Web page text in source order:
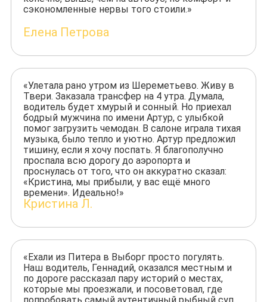
сэкономленные нервы того стоили.»
Елена Петрова
«Улетала рано утром из Шереметьево. Живу в
Твери. Заказала трансфер на 4 утра. Думала,
водитель будет хмурый и сонный. Но приехал
бодрый мужчина по имени Артур, с улыбкой
помог загрузить чемодан. В салоне играла тихая
музыка, было тепло и уютно. Артур предложил
тишину, если я хочу поспать. Я благополучно
проспала всю дорогу до аэропорта и
проснулась от того, что он аккуратно сказал:
«Кристина, мы прибыли, у вас ещё много
времени». Идеально!»
Кристина Л.
«Ехали из Питера в Выборг просто погулять.
Наш водитель, Геннадий, оказался местным и
по дороге рассказал пару историй о местах,
которые мы проезжали, и посоветовал, где